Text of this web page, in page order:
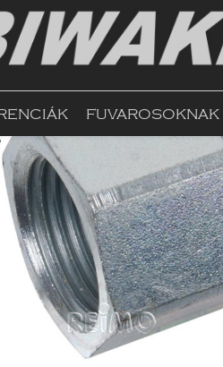
FUVAROSOKNAK
Webshop Fűtés, Bojler,